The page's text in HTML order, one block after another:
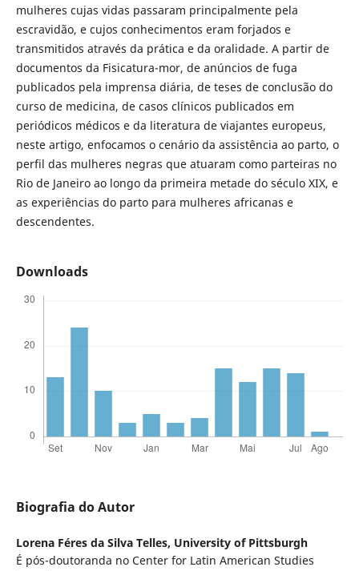
mulheres cujas vidas passaram principalmente pela
escravidão, e cujos conhecimentos eram forjados e
transmitidos através da prática e da oralidade. A partir de
documentos da Fisicatura-mor, de anúncios de fuga
publicados pela imprensa diária, de teses de conclusão do
curso de medicina, de casos clínicos publicados em
periódicos médicos e da literatura de viajantes europeus,
neste artigo, enfocamos o cenário da assistência ao parto, o
perfil das mulheres negras que atuaram como parteiras no
Rio de Janeiro ao longo da primeira metade do século XIX, e
as experiências do parto para mulheres africanas e
descendentes.
Downloads
Biografia do Autor
Lorena Féres da Silva Telles, University of Pittsburgh
É pós-doutoranda no Center for Latin American Studies